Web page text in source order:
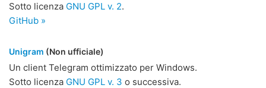
Sotto licenza GNU GPL v. 2.
GitHub »
Unigram (Non ufficiale)
Un client Telegram ottimizzato per Windows.
Sotto licenza GNU GPL v. 3 o successiva.